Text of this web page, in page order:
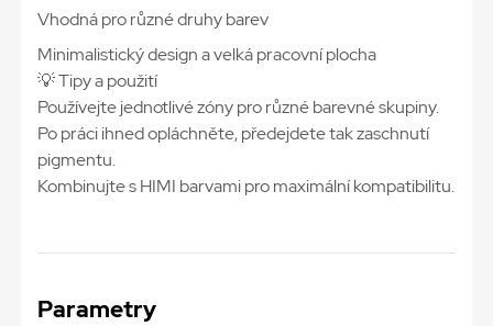
Vhodná pro různé druhy barev
Minimalistický design a velká pracovní plocha
💡 Tipy a použití
Používejte jednotlivé zóny pro různé barevné skupiny.
Po práci ihned opláchněte, předejdete tak zaschnutí
pigmentu.
Kombinujte s HIMI barvami pro maximální kompatibilitu.
Parametry